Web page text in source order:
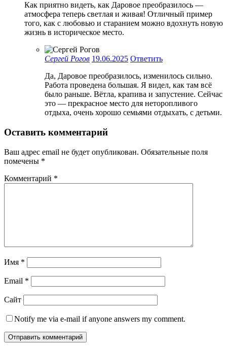
Как приятно видеть, как Даровое преобразилось —
атмосфера теперь светлая и живая! Отличный пример
того, как с любовью и старанием можно вдохнуть новую
жизнь в историческое место.
Сергей Рогов 19.06.2025 Ответить
Да, Даровое преобразилось, изменилось сильно.
Работа проведена большая. Я видел, как там всё
было раньше. Вётла, крапива и запустение. Сейчас
это — прекрасное место для неторопливого
отдыха, очень хорошо семьями отдыхать, с детьми.
Оставить комментарий
Ваш адрес email не будет опубликован. Обязательные поля
помечены *
Комментарий *
Имя *
Email *
Сайт
Notify me via e-mail if anyone answers my comment.